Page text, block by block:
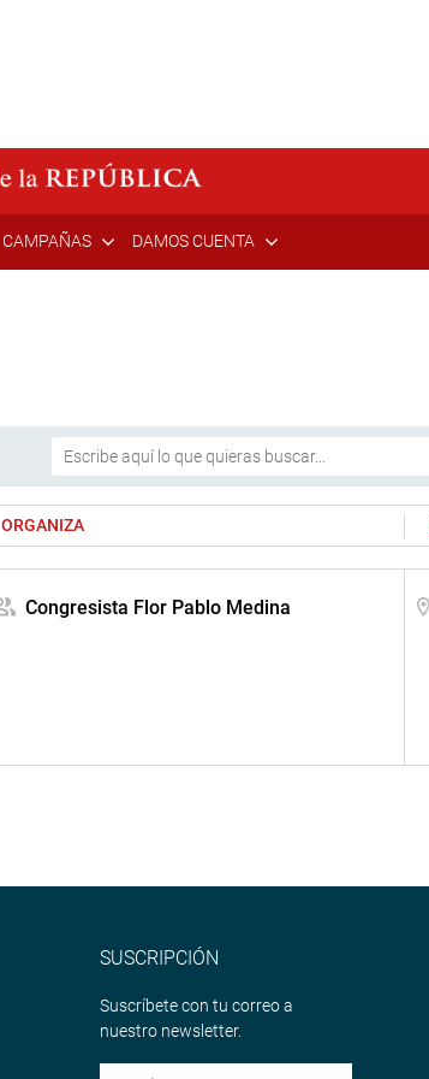
CAMPAÑAS DAMOS CUENTA
ORGANIZA
Congresista Flor Pablo Medina
SUSCRIPCIÓN
Suscríbete con tu correo a
nuestro newsletter.